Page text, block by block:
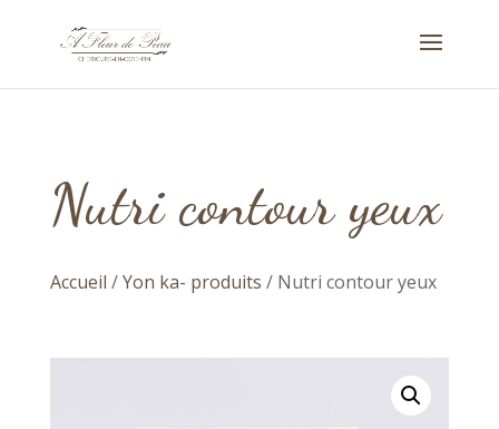
Nutri contour yeux
Accueil /Yon ka- produits / Nutri contour yeux